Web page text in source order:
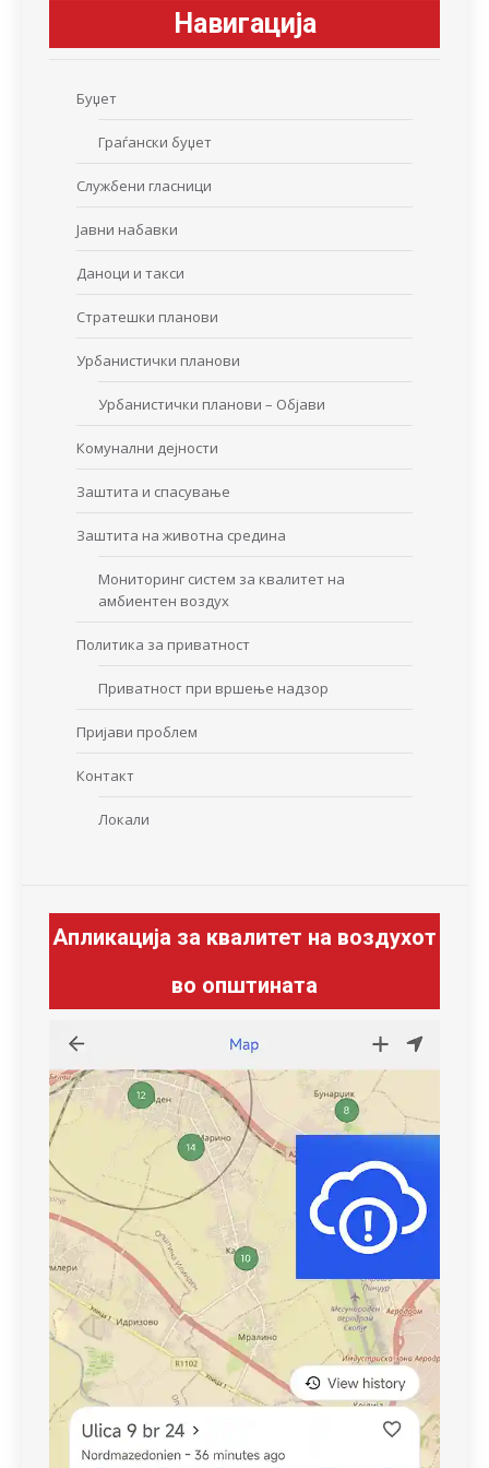
Навигација
Буџет
Граѓански буџет
Службени гласници
Јавни набавки
Даноци и такси
Стратешки планови
Урбанистички планови
Урбанистички планови – Објави
Комунални дејности
Заштита и спасување
Заштита на животна средина
Мониторинг систем за квалитет на
амбиентен воздух
Политика за приватност
Приватност при вршење надзор
Пријави проблем
Контакт
Локали
Апликација за квалитет на воздухот
во општината